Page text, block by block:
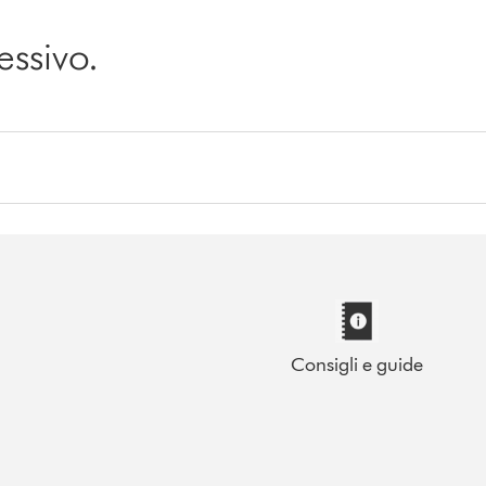
Consigli e guide